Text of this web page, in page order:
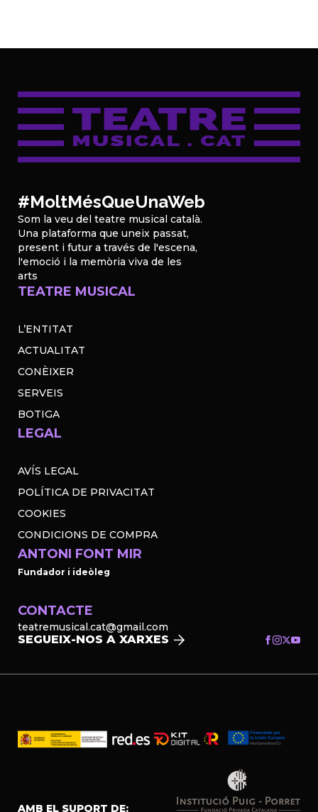
#MoltMésQueUnaWeb
Som la veu del teatre musical català.
Una plataforma que uneix passat,
present i futur a través de l'escena,
l'emoció i la memòria viva de les
arts
TEATRE MUSICAL
L’ENTITAT
ACTUALITAT
CONÈIXER
SERVEIS
BOTIGA
LEGAL
AVÍS LEGAL
POLÍTICA DE PRIVACITAT
COOKIES
CONDICIONS DE COMPRA
ANTONI FONT MIR
Fundador i ideòleg
CONTACTE
teatremusical.cat@gmail.com
SEGUEIX-NOS A XARXES
AMB EL SUPORT DE: